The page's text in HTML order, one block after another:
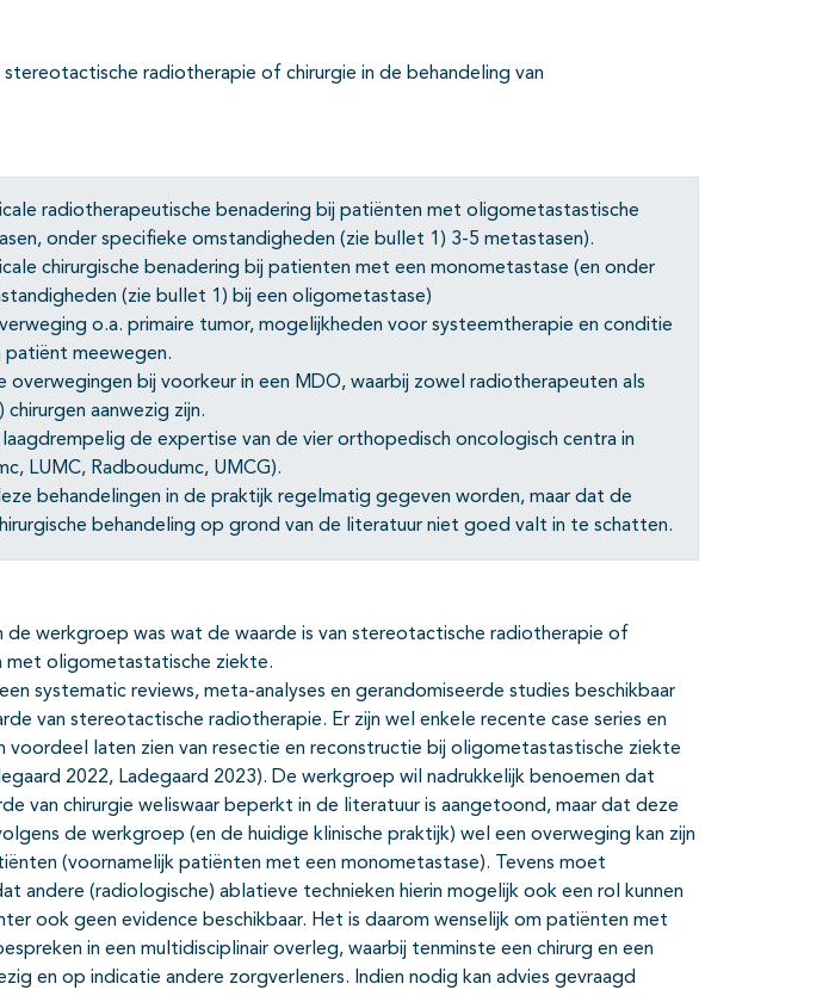
stereotactische radiotherapie of chirurgie in de behandeling van
radiotherapeutische benadering bij patiënten met oligometastastische
onder specifieke omstandigheden (zie bullet 1) 3-5 metastasen).
chirurgische benadering bij patienten met een monometastase (en onder
(zie bullet 1) bij een oligometastase)
o.a. primaire tumor, mogelijkheden voor systeemtherapie en conditie
patiënt meewegen.
overwegingen bij voorkeur in een MDO, waarbij zowel radiotherapeuten als
aanwezig zijn.
laagdrempelig de expertise van de vier orthopedisch oncologisch centra in
LUMC, Radboudumc, UMCG).
behandelingen in de praktijk regelmatig gegeven worden, maar dat de
behandeling op grond van de literatuur niet goed valt in te schatten.
de werkgroep was wat de waarde is van stereotactische radiotherapie of
met oligometastatische ziekte.
systematic reviews, meta-analyses en gerandomiseerde studies beschikbaar
van stereotactische radiotherapie. Er zijn wel enkele recente case series en
voordeel laten zien van resectie en reconstructie bij oligometastastische ziekte
2022, Ladegaard 2023). De werkgroep wil nadrukkelijk benoemen dat
van chirurgie weliswaar beperkt in de literatuur is aangetoond, maar dat deze
de werkgroep (en de huidige klinische praktijk) wel een overweging kan zijn
(voornamelijk patiënten met een monometastase). Tevens moet
andere (radiologische) ablatieve technieken hierin mogelijk ook een rol kunnen
ook geen evidence beschikbaar. Het is daarom wenselijk om patiënten met
in een multidisciplinair overleg, waarbij tenminste een chirurg en een
en op indicatie andere zorgverleners. Indien nodig kan advies gevraagd